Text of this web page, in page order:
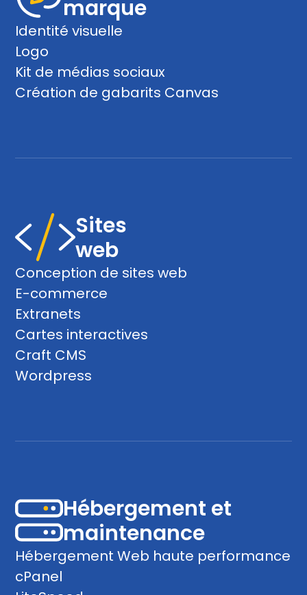
marque
Identité visuelle
Logo
Kit de médias sociaux
Création de gabarits Canvas
Sites
web
Conception de sites web
E-commerce
Extranets
Cartes interactives
Craft CMS
Wordpress
Hébergement et
maintenance
Hébergement Web haute performance
cPanel